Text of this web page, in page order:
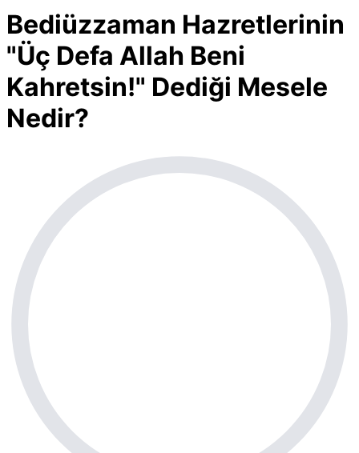
Bediüzzaman Hazretlerinin
"Üç Defa Allah Beni
Kahretsin!" Dediği Mesele
Nedir?